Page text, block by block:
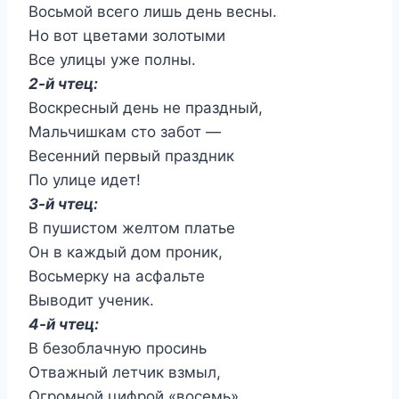
Восьмой всего лишь день весны.
Но вот цветами золотыми
Все улицы уже полны.
2-й чтец:
Воскресный день не праздный,
Мальчишкам сто забот —
Весенний первый праздник
По улице идет!
3-й чтец:
В пушистом желтом платье
Он в каждый дом проник,
Восьмерку на асфальте
Выводит ученик.
4-й чтец:
В безоблачную просинь
Отважный летчик взмыл,